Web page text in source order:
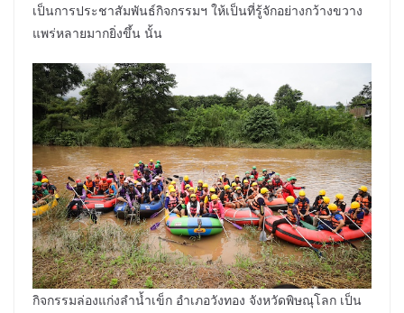
เป็นการประชาสัมพันธ์กิจกรรมฯ ให้เป็นที่รู้จักอย่างกว้างขวาง
แพร่หลายมากยิ่งขึ้น นั้น
กิจกรรมล่องแก่งลำน้ำเข็ก อำเภอวังทอง จังหวัดพิษณุโลก เป็น